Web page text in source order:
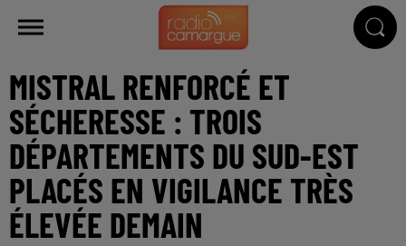
MISTRAL RENFORCÉ ET
SÉCHERESSE : TROIS
DÉPARTEMENTS DU SUD-EST
PLACÉS EN VIGILANCE TRÈS
ÉLEVÉE DEMAIN